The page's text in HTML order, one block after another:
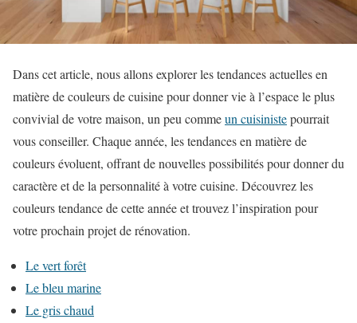
Dans cet article, nous allons explorer les tendances actuelles en
matière de couleurs de cuisine pour donner vie à l’espace le plus
convivial de votre maison, un peu commeun cuisinistepourrait
vous conseiller. Chaque année, les tendances en matière de
couleurs évoluent, offrant de nouvelles possibilités pour donner du
caractère et de la personnalité à votre cuisine. Découvrez les
couleurs tendance de cette année et trouvez l’inspiration pour
votre prochain projet de rénovation.
Le vert forêt
Le bleu marine
Le gris chaud